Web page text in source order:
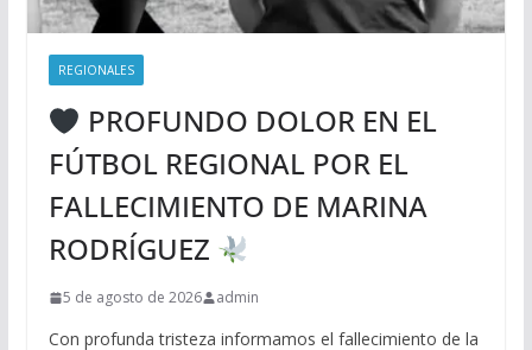
REGIONALES
PROFUNDO DOLOR EN EL
FÚTBOL REGIONAL POR EL
FALLECIMIENTO DE MARINA
RODRÍGUEZ
5 de agosto de 2026 admin
Con profunda tristeza informamos el fallecimiento de la